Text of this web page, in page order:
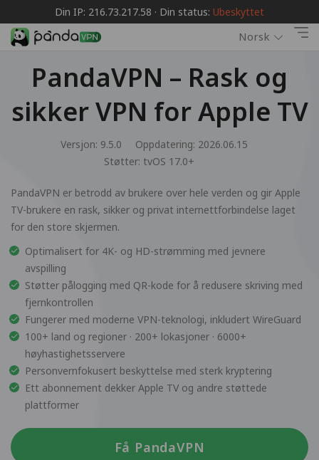
Din IP: 216.73.217.58 · Din status: Ubeskyttet
Norsk
PandaVPN – Rask og
sikker VPN for Apple TV
Versjon: 9.5.0
Oppdatering: 2026.06.15
Støtter: tvOS 17.0+
PandaVPN er betrodd av brukere over hele verden og gir Apple
TV-brukere en rask, sikker og privat internettforbindelse laget
for den store skjermen.
Optimalisert for 4K- og HD-strømming med jevnere
avspilling
Støtter pålogging med QR-kode for å redusere skriving med
fjernkontrollen
Fungerer med moderne VPN-teknologi, inkludert WireGuard
100+ land og regioner · 200+ lokasjoner · 6000+
høyhastighetsservere
Personvernfokusert beskyttelse med sterk kryptering
Ett abonnement dekker Apple TV og andre støttede
plattformer
Få PandaVPN